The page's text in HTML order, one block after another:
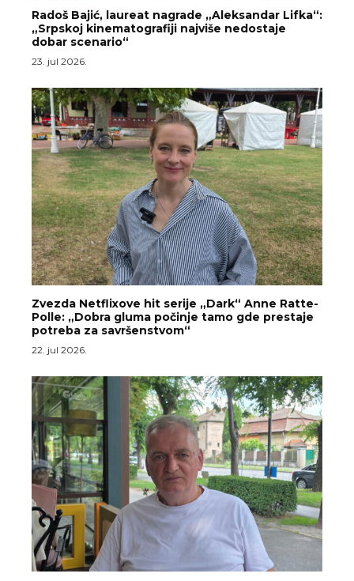
Radoš Bajić, laureat nagrade „Aleksandar Lifka“:
„Srpskoj kinematografiji najviše nedostaje
dobar scenario“
23. jul 2026.
Zvezda Netflixove hit serije „Dark“ Anne Ratte-
Polle: „Dobra gluma počinje tamo gde prestaje
potreba za savršenstvom“
22. jul 2026.